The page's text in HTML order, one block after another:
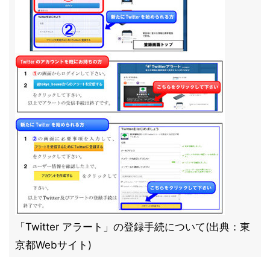
「Twitter アラート」の登録手続について(出典：東
京都Webサイト)